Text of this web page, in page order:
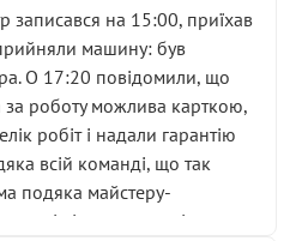
наче справив хороше
декілька гайок під
що це “старі гайки, які
не хвилюватися. ( надіюсь
в полі))
такі дрібниці вже не
довірі, і саме її цей сервіс
записався на 15:00, приїхав
машину: був
О 17:20 повідомили, що
за роботу можлива карткою,
робіт і надали гарантію
всій команді, що так
подяка майстеру-
всі чітко та по суті.